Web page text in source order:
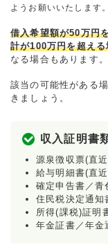
ようお願いいたします。
借入希望額が50万円
計が100万円を超える
なる場合もあります。
該当の可能性がある
きましょう。
収入証明書
源泉徴収票(直
給与明細書(直
確定申告書／青
住民税決定通知
所得(課税)証明
年金証書／年金